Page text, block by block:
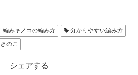
編みキノコの編み方
分かりやすい編み方
のこ
シェアする